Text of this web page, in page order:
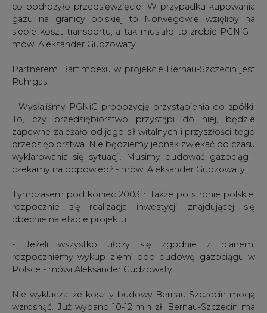
co podrożyło przedsięwzięcie. W przypadku kupowania
gazu na granicy polskiej to Norwegowie wzięliby na
siebie koszt transportu, a tak musiało to zrobić PGNiG -
mówi Aleksander Gudzowaty.
Partnerem Bartimpexu w projekcie Bernau-Szczecin jest
Ruhrgas.
- Wysłaliśmy PGNiG propozycję przystąpienia do spółki.
To, czy przedsiębiorstwo przystąpi do niej, będzie
zapewne zależało od jego sił witalnych i przyszłości tego
przedsiębiorstwa. Nie będziemy jednak zwlekać do czasu
wyklarowania się sytuacji. Musimy budować gazociąg i
czekamy na odpowiedź - mówi Aleksander Gudzowaty.
Tymczasem pod koniec 2003 r. także po stronie polskiej
rozpocznie się realizacja inwestycji, znajdującej się
obecnie na etapie projektu.
- Jeżeli wszystko ułoży się zgodnie z planem,
rozpoczniemy wykup ziemi pod budowę gazociągu w
Polsce - mówi Aleksander Gudzowaty.
Nie wyklucza, że koszty budowy Bernau-Szczecin mogą
wzrosnąć. Już wydano 10-12 mln zł. Bernau-Szczecin ma